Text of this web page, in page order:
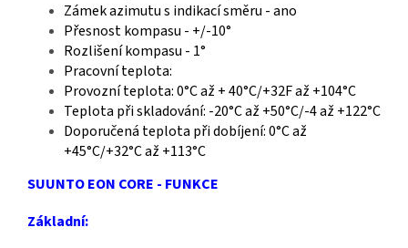
Zámek azimutu s indikací směru - ano
Přesnost kompasu - +/-10°
Rozlišení kompasu - 1°
Pracovní teplota:
Provozní teplota: 0°C až + 40°C/+32F až +104°C
Teplota při skladování: -20°C až +50°C/-4 až +122°C
Doporučená teplota při dobíjení: 0°C až
+45°C/+32°C až +113°C
SUUNTO EON CORE - FUNKCE
Základní: